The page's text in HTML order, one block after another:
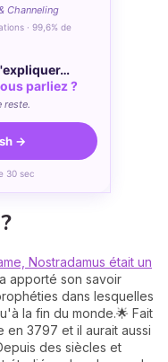
Channeling
· 99,6% de
parliez ?
reste.
→
30 sec
Nostradamus était un
apporté son savoir
dans lesquelles
la fin du monde.🌟 Fait
en 3797 et il aurait aussi
des siècles et